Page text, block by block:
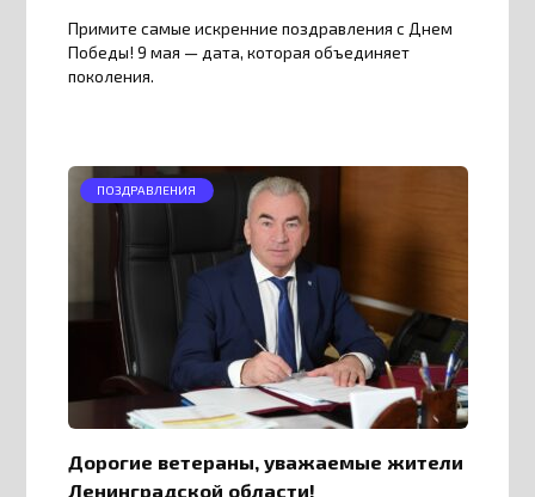
Примите самые искренние поздравления с Днем
Победы! 9 мая — дата, которая объединяет
поколения.
ПОЗДРАВЛЕНИЯ
Дорогие ветераны, уважаемые жители
Ленинградской области!